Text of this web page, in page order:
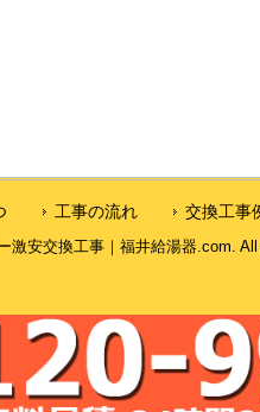
工事の流れ 交換工事
激安交換工事｜福井給湯器.com. All